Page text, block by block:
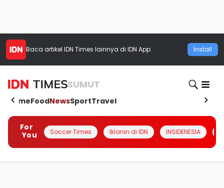
Baca artikel IDN Times lainnya di IDN App Install
SUMUT
HomeFoodNewsSportTravel
For
You
Soccer Times Iklanin di IDN INSIDENESIA